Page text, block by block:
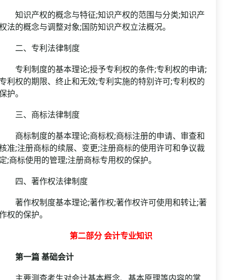
识产权的概念与特征;知识产权的范围与分类;知识产
法的概念与调整对象;国防知识产权立法概况。
、专利法律制度
利制度的基本理论;授予专利权的条件;专利权的申请;
利权的期限、终止和无效;专利实施的特别许可;专利权的
护。
、商标法律制度
标制度的基本理论;商标权;商标注册的申请、审查和
准;注册商标的续展、变更;注册商标的使用许可和争议裁
;商标使用的管理;注册商标专用权的保护。
、著作权法律制度
作权制度基本理论;著作权;著作权许可使用和转让;著
权的保护。
第二部分 会计专业知识
第一篇 基础会计